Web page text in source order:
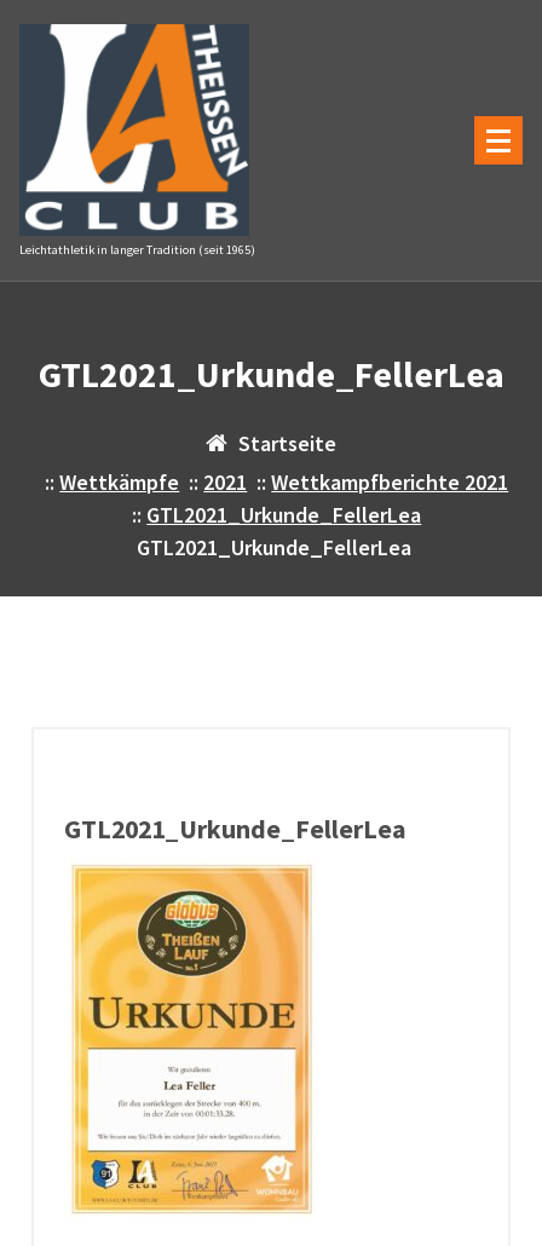
Inhalt
springen
Leichtathletik in langer Tradition (seit 1965)
GTL2021_Urkunde_FellerLea
Startseite
::Wettkämpfe :: 2021 ::Wettkampfberichte 2021
:: GTL2021_Urkunde_FellerLea
GTL2021_Urkunde_FellerLea
GTL2021_Urkunde_FellerLea